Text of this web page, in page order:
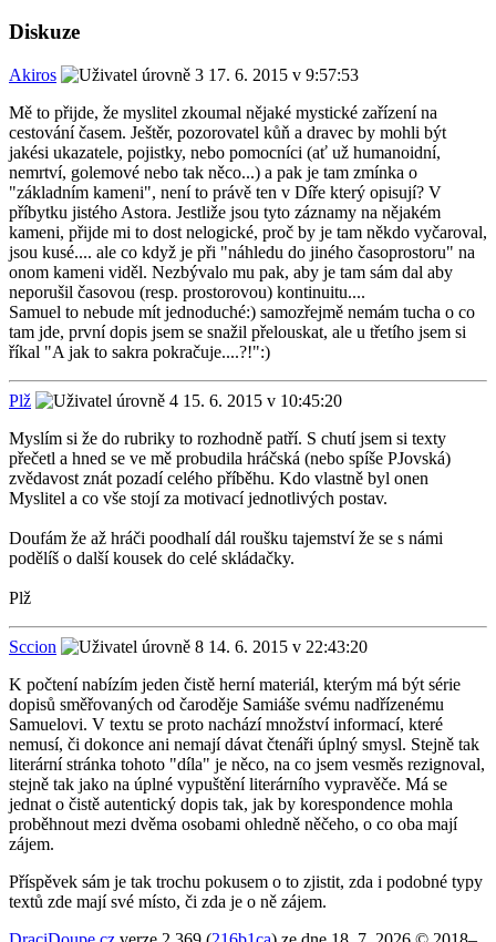
Diskuze
Akiros
17. 6. 2015 v 9:57:53
Mě to přijde, že myslitel zkoumal nějaké mystické zařízení na
cestování časem. Ještěr, pozorovatel kůň a dravec by mohli být
jakési ukazatele, pojistky, nebo pomocníci (ať už humanoidní,
nemrtví, golemové nebo tak něco...) a pak je tam zmínka o
"základním kameni", není to právě ten v Díře který opisují? V
příbytku jistého Astora. Jestliže jsou tyto záznamy na nějakém
kameni, přijde mi to dost nelogické, proč by je tam někdo vyčaroval,
jsou kusé.... ale co když je při "náhledu do jiného časoprostoru" na
onom kameni viděl. Nezbývalo mu pak, aby je tam sám dal aby
neporušil časovou (resp. prostorovou) kontinuitu....
Samuel to nebude mít jednoduché:) samozřejmě nemám tucha o co
tam jde, první dopis jsem se snažil přelouskat, ale u třetího jsem si
říkal "A jak to sakra pokračuje....?!":)
Plž
15. 6. 2015 v 10:45:20
Myslím si že do rubriky to rozhodně patří. S chutí jsem si texty
přečetl a hned se ve mě probudila hráčská (nebo spíše PJovská)
zvědavost znát pozadí celého příběhu. Kdo vlastně byl onen
Myslitel a co vše stojí za motivací jednotlivých postav.
Doufám že až hráči poodhalí dál roušku tajemství že se s námi
podělíš o další kousek do celé skládačky.
Plž
Sccion
14. 6. 2015 v 22:43:20
K počtení nabízím jeden čistě herní materiál, kterým má být série
dopisů směřovaných od čaroděje Samiáše svému nadřízenému
Samuelovi. V textu se proto nachází množství informací, které
nemusí, či dokonce ani nemají dávat čtenáři úplný smysl. Stejně tak
literární stránka tohoto "díla" je něco, na co jsem vesměs rezignoval,
stejně tak jako na úplné vypuštění literárního vypravěče. Má se
jednat o čistě autentický dopis tak, jak by korespondence mohla
proběhnout mezi dvěma osobami ohledně něčeho, o co oba mají
zájem.
Příspěvek sám je tak trochu pokusem o to zjistit, zda i podobné typy
textů zde mají své místo, či zda je o ně zájem.